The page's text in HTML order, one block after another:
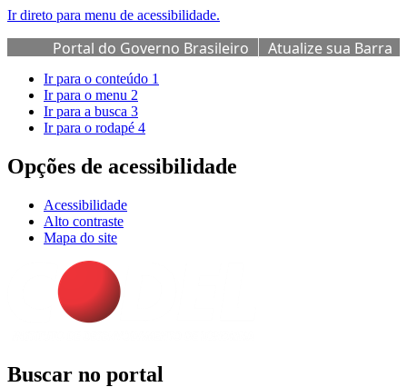
Ir direto para menu de acessibilidade.
Portal do Governo Brasileiro
Atualize sua Barra
de Governo
Ir para o conteúdo 1
Ir para o menu 2
Ir para a busca 3
Ir para o rodapé 4
Opções de acessibilidade
Acessibilidade
Alto contraste
Mapa do site
Buscar no portal